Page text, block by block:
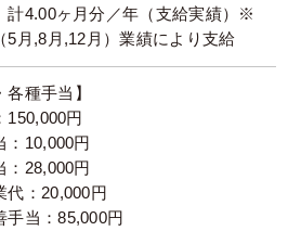
計4.00ヶ月分／年（支給実績）※
5月,8月,12月）業績により支給
各種手当】
150,000円
：10,000円
：28,000円
代：20,000円
手当：85,000円